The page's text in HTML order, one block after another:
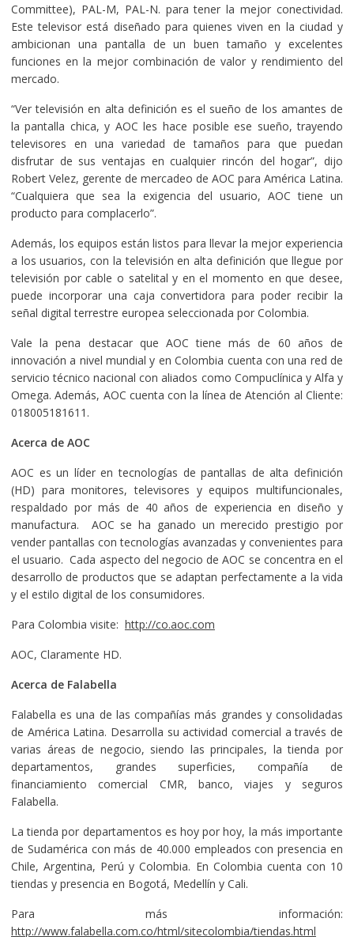
Committee), PAL-M, PAL-N. para tener la mejor conectividad.
Este televisor está diseñado para quienes viven en la ciudad y
ambicionan una pantalla de un buen tamaño y excelentes
funciones en la mejor combinación de valor y rendimiento del
mercado.
“Ver televisión en alta definición es el sueño de los amantes de
la pantalla chica, y AOC les hace posible ese sueño, trayendo
televisores en una variedad de tamaños para que puedan
disfrutar de sus ventajas en cualquier rincón del hogar”, dijo
Robert Velez, gerente de mercadeo de AOC para América Latina.
“Cualquiera que sea la exigencia del usuario, AOC tiene un
producto para complacerlo”.
Además, los equipos están listos para llevar la mejor experiencia
a los usuarios, con la televisión en alta definición que llegue por
televisión por cable o satelital y en el momento en que desee,
puede incorporar una caja convertidora para poder recibir la
señal digital terrestre europea seleccionada por Colombia.
Vale la pena destacar que AOC tiene más de 60 años de
innovación a nivel mundial y en Colombia cuenta con una red de
servicio técnico nacional con aliados como Compuclínica y Alfa y
Omega. Además, AOC cuenta con la línea de Atención al Cliente:
018005181611.
Acerca de AOC
AOC es un líder en tecnologías de pantallas de alta definición
(HD) para monitores, televisores y equipos multifuncionales,
respaldado por más de 40 años de experiencia en diseño y
manufactura. AOC se ha ganado un merecido prestigio por
vender pantallas con tecnologías avanzadas y convenientes para
el usuario. Cada aspecto del negocio de AOC se concentra en el
desarrollo de productos que se adaptan perfectamente a la vida
y el estilo digital de los consumidores.
Para Colombia visite: http://co.aoc.com
AOC, Claramente HD.
Acerca de Falabella
Falabella es una de las compañías más grandes y consolidadas
de América Latina. Desarrolla su actividad comercial a través de
varias áreas de negocio, siendo las principales, la tienda por
departamentos, grandes superficies, compañía de
financiamiento comercial CMR, banco, viajes y seguros
Falabella.
La tienda por departamentos es hoy por hoy, la más importante
de Sudamérica con más de 40.000 empleados con presencia en
Chile, Argentina, Perú y Colombia. En Colombia cuenta con 10
tiendas y presencia en Bogotá, Medellín y Cali.
Para más información:
http://www.falabella.com.co/html/sitecolombia/tiendas.html